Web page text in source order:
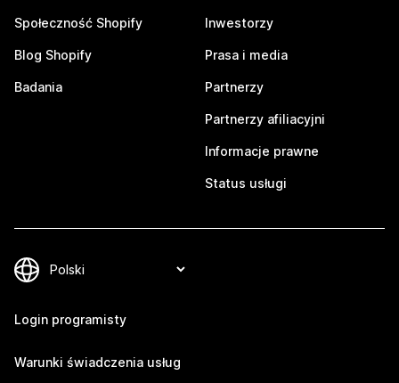
Społeczność Shopify
Blog Shopify
Badania
Inwestorzy
Prasa i media
Partnerzy
Partnerzy afiliacyjni
Informacje prawne
Status usługi
Login programisty
Warunki świadczenia usług